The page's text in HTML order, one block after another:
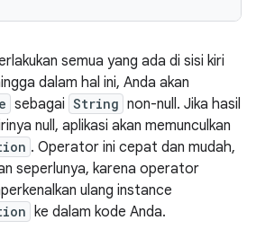
semua yang ada di sisi kiri
dalam hal ini, Anda akan
sebagai String non-null. Jika hasil
null, aplikasi akan memunculkan
. Operator ini cepat dan mudah,
seperlunya, karena operator
ulang instance
ke dalam kode Anda.